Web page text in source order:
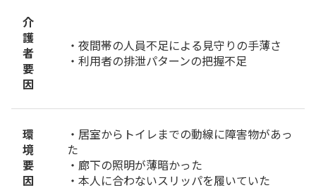
介
護
者
要
因
・夜間帯の人員不足による見守りの手薄さ
・利用者の排泄パターンの把握不足
環
境
要
因
・居室からトイレまでの動線に障害物があっ
た
・廊下の照明が薄暗かった
・本人に合わないスリッパを履いていた